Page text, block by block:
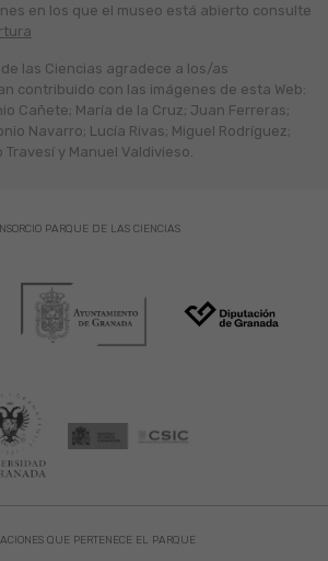
en los que el museo está abierto consulte
las Ciencias agradece a los/as
contribuido con las imágenes de esta Web:
Cañete; María de la Cruz; Juan Ferreras;
Navarro; Lucía Rivas; Miguel Rodríguez;
y Manuel Valdivieso.
QUE PERTENECE EL PARQUE
PARQUE DE LAS CIENCIAS